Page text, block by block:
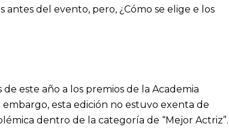
del evento, pero, ¿Cómo se elige e los
este año a los premios de la Academia
esta edición no estuvo exenta de
dentro de la categoría de “Mejor Actriz”.